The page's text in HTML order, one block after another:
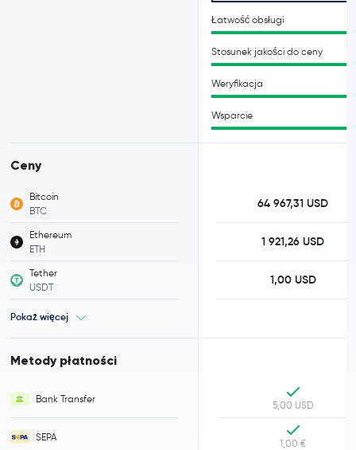
Ceny
Bitcoin
BTC
Ethereum
ETH
Tether
USDT
Pokaż więcej
Metody płatności
Bank Transfer
SEPA
Łatwość obsługi
Stosunek jakości do ceny
Weryfikacja
Wsparcie
64 967,31 USD
1 921,26 USD
1,00 USD
5,00 USD
1,00 €